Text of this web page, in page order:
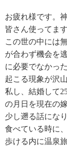
お疲れ様です。
皆さん使ってま
この世の中には
が合わず機会を
に必要でなかっ
起こる現象が沢
私し、結婚して
の月日を現在の
少し遡る話にな
食べている時に
歩ける内に温泉